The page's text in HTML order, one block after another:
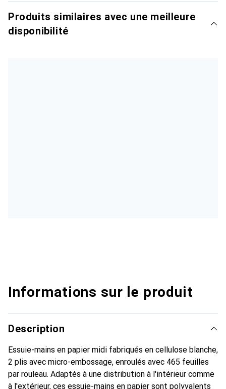
Produits similaires avec une meilleure
disponibilité
Informations sur le produit
Description
Essuie-mains en papier midi fabriqués en cellulose blanche,
2 plis avec micro-embossage, enroulés avec 465 feuilles
par rouleau. Adaptés à une distribution à l'intérieur comme
à l'extérieur, ces essuie-mains en papier sont polyvalents